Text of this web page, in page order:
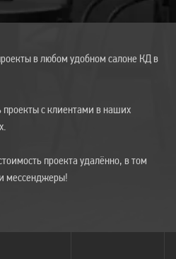
в любом удобном салоне КД в
проекты с клиентами в наших
проекта удалённо, в том
мессенджеры!